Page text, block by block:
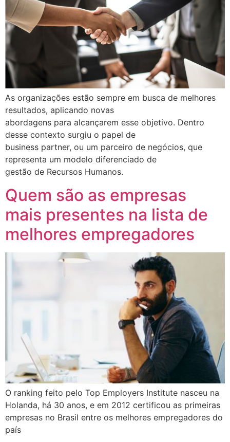
As organizações estão sempre em busca de melhores
resultados, aplicando novas
abordagens para alcançarem esse objetivo. Dentro
desse contexto surgiu o papel de
business partner, ou um parceiro de negócios, que
representa um modelo diferenciado de
gestão de Recursos Humanos.
Quem são as empresas
mais presentes na lista de
melhores empregadores
O ranking feito pelo Top Employers Institute nasceu na
Holanda, há 30 anos, e em 2012 certificou as primeiras
empresas no Brasil entre os melhores empregadores do
país